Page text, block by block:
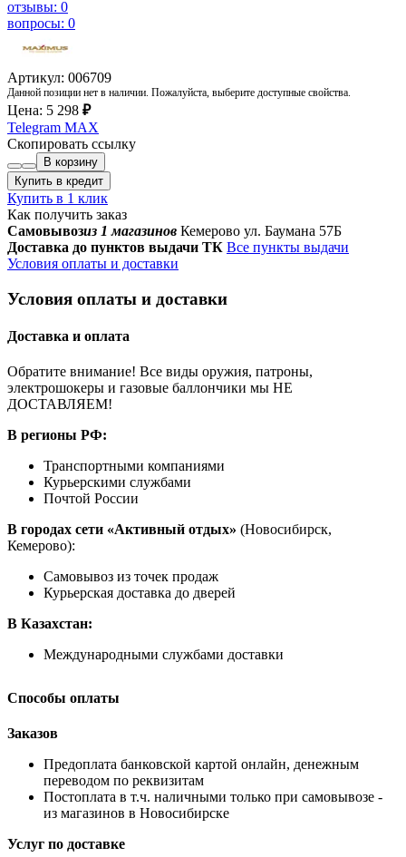
отзывы: 0
вопросы: 0
Артикул: 006709
Данной позиции нет в наличии. Пожалуйста, выберите доступные свойства.
Цена: 5 298 ₽
Telegram MAX
Скопировать ссылку
В корзину
Купить в кредит
Купить в 1 клик
Как получить заказ
Самовывозиз 1 магазинов Кемерово ул. Баумана 57Б
Доставка до пунктов выдачи ТК Все пункты выдачи
Условия оплаты и доставки
Условия оплаты и доставки
Доставка и оплата
Обратите внимание! Все виды оружия, патроны,
электрошокеры и газовые баллончики мы НЕ
ДОСТАВЛЯЕМ!
В регионы РФ:
Транспортными компаниями
Курьерскими службами
Почтой России
В городах сети «Активный отдых» (Новосибирск,
Кемерово):
Самовывоз из точек продаж
Курьерская доставка до дверей
В Казахстан:
Международными службами доставки
Способы оплаты
Заказов
Предоплата банковской картой онлайн, денежным
переводом по реквизитам
Постоплата в т.ч. наличными только при самовывозе -
из магазинов в Новосибирске
Услуг по доставке